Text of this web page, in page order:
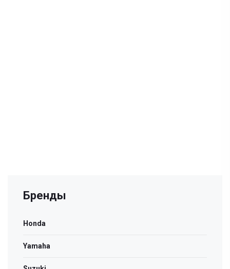
Бренды
Honda
Yamaha